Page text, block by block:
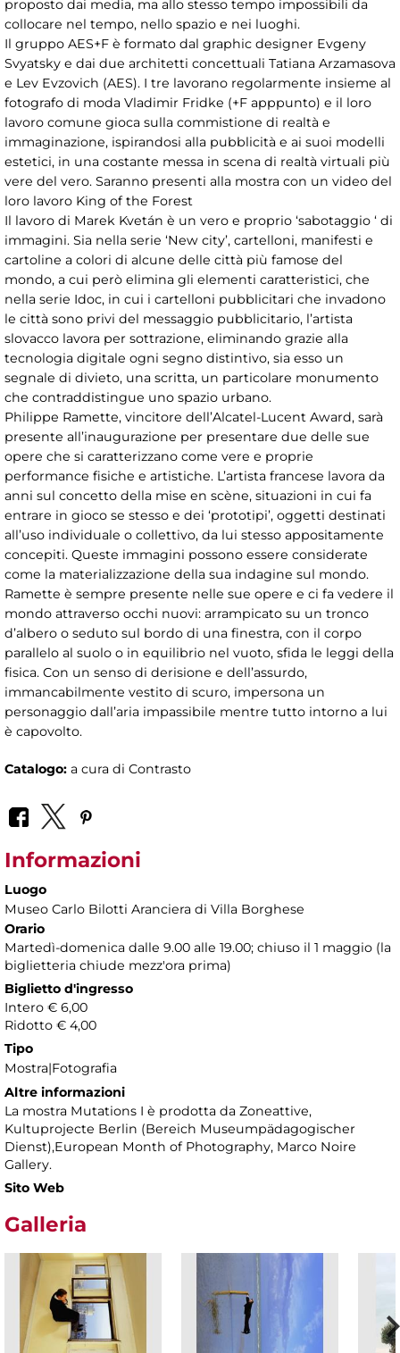
proposto dai media, ma allo stesso tempo impossibili da
collocare nel tempo, nello spazio e nei luoghi.
Il gruppo AES+F è formato dal graphic designer Evgeny
Svyatsky e dai due architetti concettuali Tatiana Arzamasova
e Lev Evzovich (AES). I tre lavorano regolarmente insieme al
fotografo di moda Vladimir Fridke (+F apppunto) e il loro
lavoro comune gioca sulla commistione di realtà e
immaginazione, ispirandosi alla pubblicità e ai suoi modelli
estetici, in una costante messa in scena di realtà virtuali più
vere del vero. Saranno presenti alla mostra con un video del
loro lavoro King of the Forest
Il lavoro di Marek Kvetán è un vero e proprio ‘sabotaggio ‘ di
immagini. Sia nella serie ‘New city’, cartelloni, manifesti e
cartoline a colori di alcune delle città più famose del
mondo, a cui però elimina gli elementi caratteristici, che
nella serie Idoc, in cui i cartelloni pubblicitari che invadono
le città sono privi del messaggio pubblicitario, l’artista
slovacco lavora per sottrazione, eliminando grazie alla
tecnologia digitale ogni segno distintivo, sia esso un
segnale di divieto, una scritta, un particolare monumento
che contraddistingue uno spazio urbano.
Philippe Ramette, vincitore dell’Alcatel-Lucent Award, sarà
presente all’inaugurazione per presentare due delle sue
opere che si caratterizzano come vere e proprie
performance fisiche e artistiche. L’artista francese lavora da
anni sul concetto della mise en scène, situazioni in cui fa
entrare in gioco se stesso e dei ‘prototipi’, oggetti destinati
all’uso individuale o collettivo, da lui stesso appositamente
concepiti. Queste immagini possono essere considerate
come la materializzazione della sua indagine sul mondo.
Ramette è sempre presente nelle sue opere e ci fa vedere il
mondo attraverso occhi nuovi: arrampicato su un tronco
d’albero o seduto sul bordo di una finestra, con il corpo
parallelo al suolo o in equilibrio nel vuoto, sfida le leggi della
fisica. Con un senso di derisione e dell’assurdo,
immancabilmente vestito di scuro, impersona un
personaggio dall’aria impassibile mentre tutto intorno a lui
è capovolto.
Catalogo: a cura di Contrasto
Informazioni
Luogo
Museo Carlo Bilotti Aranciera di Villa Borghese
Orario
Martedì-domenica dalle 9.00 alle 19.00; chiuso il 1 maggio (la
biglietteria chiude mezz'ora prima)
Biglietto d'ingresso
Intero € 6,00
Ridotto € 4,00
Tipo
Mostra|Fotografia
Altre informazioni
La mostra Mutations I è prodotta da Zoneattive,
Kultuprojecte Berlin (Bereich Museumpädagogischer
Dienst),European Month of Photography, Marco Noire
Gallery.
Sito Web
Galleria